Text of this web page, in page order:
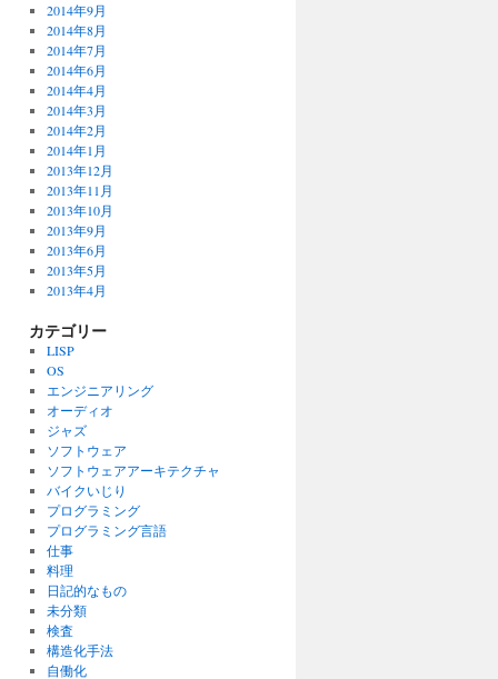
2014年9月
2014年8月
2014年7月
2014年6月
2014年4月
2014年3月
2014年2月
2014年1月
2013年12月
2013年11月
2013年10月
2013年9月
2013年6月
2013年5月
2013年4月
カテゴリー
LISP
OS
エンジニアリング
オーディオ
ジャズ
ソフトウェア
ソフトウェアアーキテクチャ
バイクいじり
プログラミング
プログラミング言語
仕事
料理
日記的なもの
未分類
検査
構造化手法
自働化